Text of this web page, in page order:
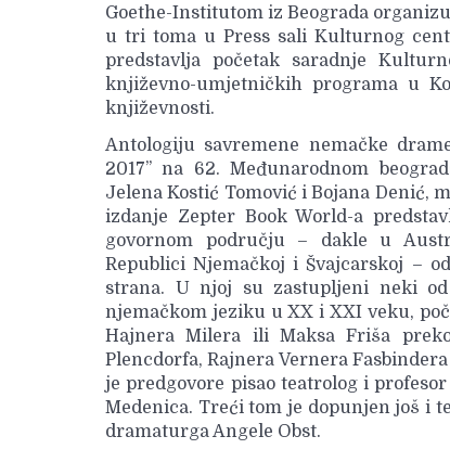
Goethe-Institutom iz Beograda
u tri toma u Press sali Kulturnog
predstavlja početak saradnje
književno-umjetničkih programa u
književnosti.
Antologiju savremene nemačke
2017’’ na 62. Međunarodnom
Jelena Kostić Tomović i Bojana Denić,
izdanje Zepter Book World-a
govornom području – dakle u
Republici Njemačkoj i Švajcarskoj –
strana. U njoj su zastupljeni neki
njemačkom jeziku u XX i XXI veku,
Hajnera Milera ili Maksa Friša
Plencdorfa, Rajnera Vernera
je predgovore pisao teatrolog i
Medenica. Treći tom je dopunjen još i
dramaturga Angele Obst.